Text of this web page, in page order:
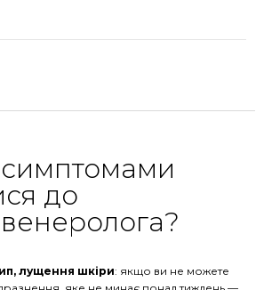
до
лущення шкіри: якщо ви не можете